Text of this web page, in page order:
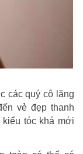
các quý cô lăng
vẻ đẹp thanh
kiểu tóc khá mới